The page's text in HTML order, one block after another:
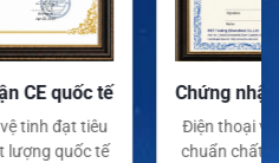
Chứng nhận FC quốc tế
Điện thoại vệ tinh đạt tiêu
chuẩn chất lượng quốc tế